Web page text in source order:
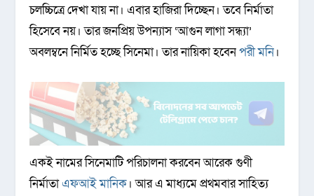
চলচ্চিত্রে দেখা যায় না। এবার হাজিরা দিচ্ছেন। তবে নির্মাতা
হিসেবে নয়। তার জনপ্রিয় উপন্যাস ‘আগুন লাগা সন্ধ্যা’
অবলম্বনে নির্মিত হচ্ছে সিনেমা। তার নায়িকা হবেনপরী মনি।
একই নামের সিনেমাটি পরিচালনা করবেন আরেক গুণী
নির্মাতাএফআই মানিক। আর এ মাধ্যমে প্রথমবার সাহিত্য